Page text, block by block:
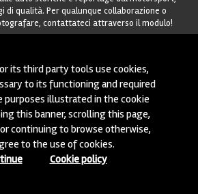
di qualità. Per qualunque collaborazione o
contattateci attraverso il modulo!
a nuove collaborazioni o a nuove auto da
cliccando qui!
ALL RIGHTS RESERVED.
its third party tools use cookies,
to its functioning and required
purposes illustrated in the cookie
this banner, scrolling this page,
continuing to browse otherwise,
to the use of cookies.
Cookie policy